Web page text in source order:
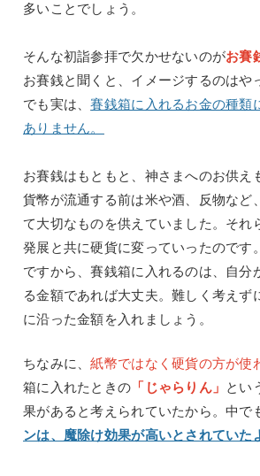
多いことでしょう。
そんな初詣参拝で欠かせないのがお賽
お賽銭と聞くと、イメージするのはや
でも実は、賽銭箱に入れるお金の種類
ありません。
お賽銭はもともと、神さまへのお供え
貨幣が流通する前は米や酒、反物など
て大切なものを供えていました。それ
発展と共に硬貨に変っていったのです。
ですから、賽銭箱に入れるのは、自分
る金額であれば大丈夫。難しく考えず
に沿った金額を入れましょう。
ちなみに、紙幣ではなく硬貨の方が使
箱に入れたときの 「じゃらりん」 とい
果があると考えられていたから。中で
ンは、魔除け効果が高いとされていた